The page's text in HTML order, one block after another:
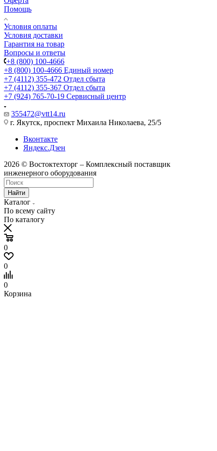
Помощь
Условия оплаты
Условия доставки
Гарантия на товар
Вопросы и ответы
+8 (800) 100-4666
+8 (800) 100-4666 Единый номер
+7 (4112) 355-472 Отдел сбыта
+7 (4112) 355-367 Отдел сбыта
+7 (924) 765-70-19 Сервисный центр
355472@vtt14.ru
г. Якутск, проспект Михаила Николаева, 25/5
Вконтакте
Яндекс.Дзен
2026 © Востоктехторг – Комплексный поставщик
инженерного оборудования
Найти
Каталог
По всему сайту
По каталогу
0
0
0
Корзина